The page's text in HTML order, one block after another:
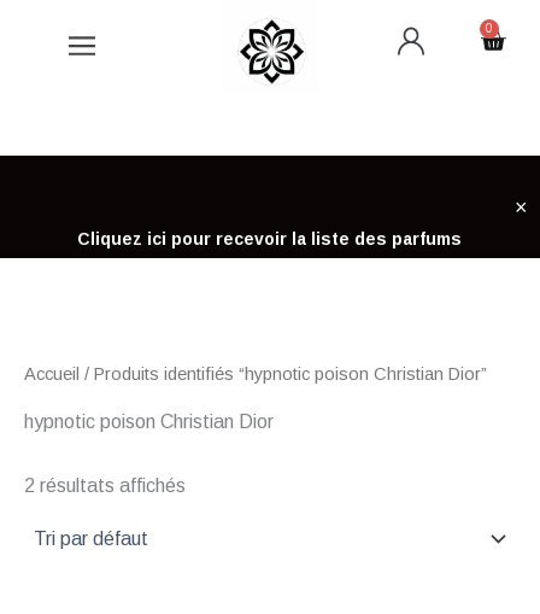
0
Cart
Cliquez ici pour recevoir la liste des parfums
×
Accueil / Produits identifiés “hypnotic poison Christian Dior”
hypnotic poison Christian Dior
2 résultats affichés